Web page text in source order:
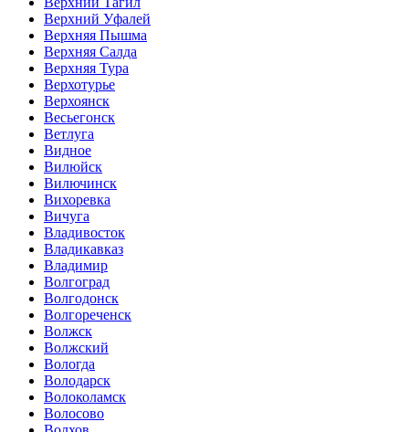
Верхний Уфалей
Верхняя Пышма
Верхняя Салда
Верхняя Тура
Верхотурье
Верхоянск
Весьегонск
Ветлуга
Видное
Вилюйск
Вилючинск
Вихоревка
Вичуга
Владивосток
Владикавказ
Владимир
Волгоград
Волгодонск
Волгореченск
Волжск
Волжский
Вологда
Володарск
Волоколамск
Волосово